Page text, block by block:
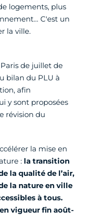
logements, plus
C'est un
la ville.
de juillet de
bilan du PLU à
afin
y sont proposées
révision du
la mise en
: la transition
la qualité de l’air,
la nature en ville
à tous.
vigueur fin août-